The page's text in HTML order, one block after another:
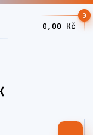
0
0,00 Kč